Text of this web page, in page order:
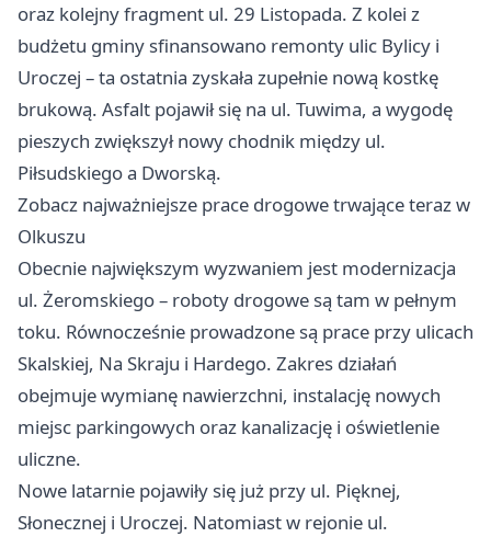
oraz kolejny fragment ul. 29 Listopada. Z kolei z
budżetu gminy sfinansowano remonty ulic Bylicy i
Uroczej – ta ostatnia zyskała zupełnie nową kostkę
brukową. Asfalt pojawił się na ul. Tuwima, a wygodę
pieszych zwiększył nowy chodnik między ul.
Piłsudskiego a Dworską.
Zobacz najważniejsze prace drogowe trwające teraz w
Olkuszu
Obecnie największym wyzwaniem jest modernizacja
ul. Żeromskiego – roboty drogowe są tam w pełnym
toku. Równocześnie prowadzone są prace przy ulicach
Skalskiej, Na Skraju i Hardego. Zakres działań
obejmuje wymianę nawierzchni, instalację nowych
miejsc parkingowych oraz kanalizację i oświetlenie
uliczne.
Nowe latarnie pojawiły się już przy ul. Pięknej,
Słonecznej i Uroczej. Natomiast w rejonie ul.